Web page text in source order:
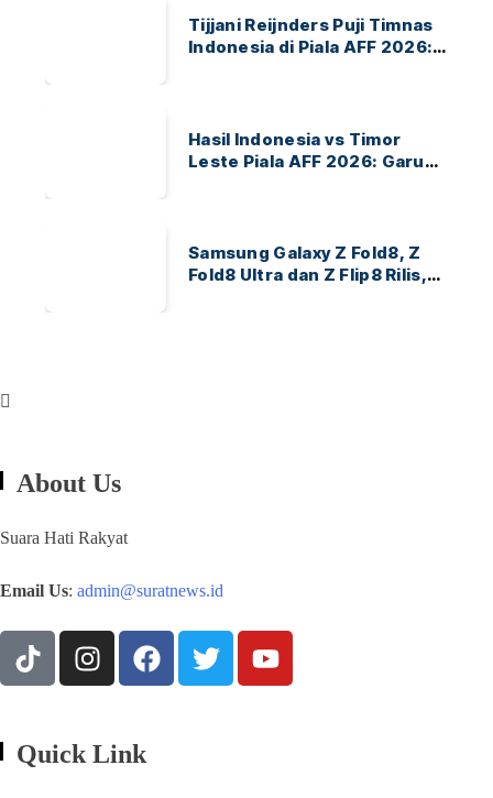
Tijjani Reijnders Puji Timnas
Indonesia di Piala AFF 2026:
Hasil Indonesia vs Timor
Leste Piala AFF 2026: Garuda
Samsung Galaxy Z Fold8, Z
Fold8 Ultra dan Z Flip8 Rilis,
About Us
Suara Hati Rakyat
Email Us: admin@suratnews.id
Quick Link